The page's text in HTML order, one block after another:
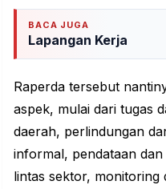
BACA JUGA
Lapangan Kerja
Raperda tersebut
aspek, mulai dari tugas
daerah, perlindungan
informal, pendataan
lintas sektor, monitoring